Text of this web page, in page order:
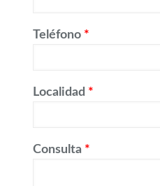
Teléfono *
Localidad *
Consulta *